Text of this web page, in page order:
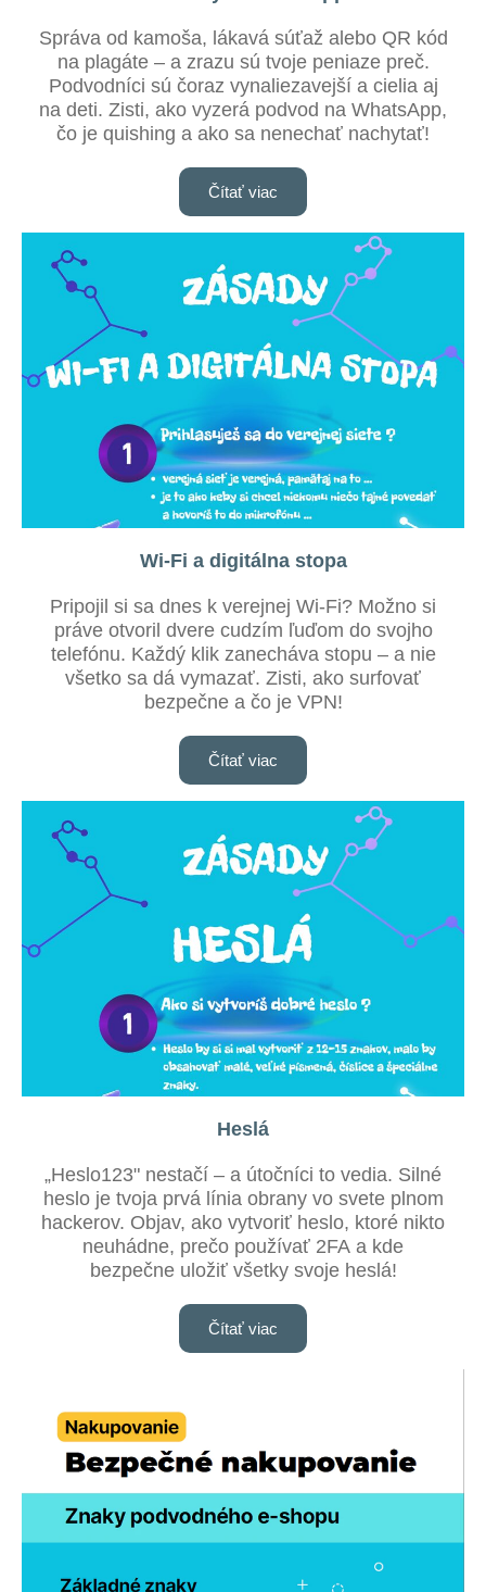
Správa od kamoša, lákavá súťaž alebo QR kód
na plagáte – a zrazu sú tvoje peniaze preč.
Podvodníci sú čoraz vynaliezavejší a cielia aj
na deti. Zisti, ako vyzerá podvod na WhatsApp,
čo je quishing a ako sa nenechať nachytať!
Čítať viac
Wi-Fi a digitálna stopa
Pripojil si sa dnes k verejnej Wi-Fi? Možno si
práve otvoril dvere cudzím ľuďom do svojho
telefónu. Každý klik zanecháva stopu – a nie
všetko sa dá vymazať. Zisti, ako surfovať
bezpečne a čo je VPN!
Čítať viac
Heslá
„Heslo123" nestačí – a útočníci to vedia. Silné
heslo je tvoja prvá línia obrany vo svete plnom
hackerov. Objav, ako vytvoriť heslo, ktoré nikto
neuhádne, prečo používať 2FA a kde
bezpečne uložiť všetky svoje heslá!
Čítať viac